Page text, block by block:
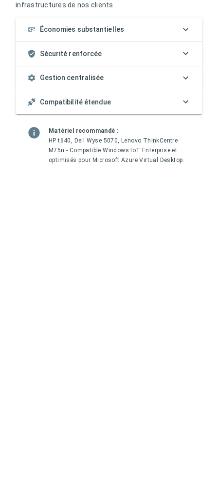
infrastructures de nos clients.
Économies substantielles
Sécurité renforcée
Gestion centralisée
Compatibilité étendue
Matériel recommandé :
HP t640, Dell Wyse 5070, Lenovo ThinkCentre
M75n - Compatible Windows IoT Enterprise et
optimisés pour Microsoft Azure Virtual Desktop.